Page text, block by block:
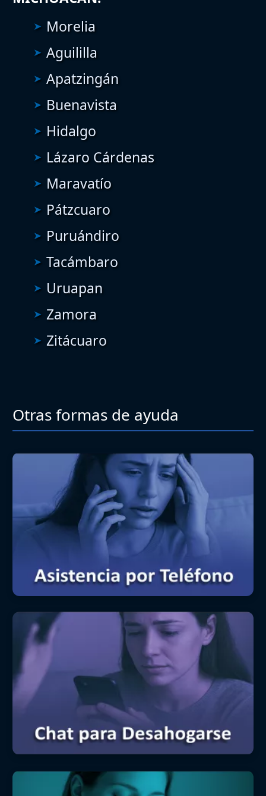
Morelia
Aguililla
Apatzingán
Buenavista
Hidalgo
Lázaro Cárdenas
Maravatío
Pátzcuaro
Puruándiro
Tacámbaro
Uruapan
Zamora
Zitácuaro
Otras formas de ayuda